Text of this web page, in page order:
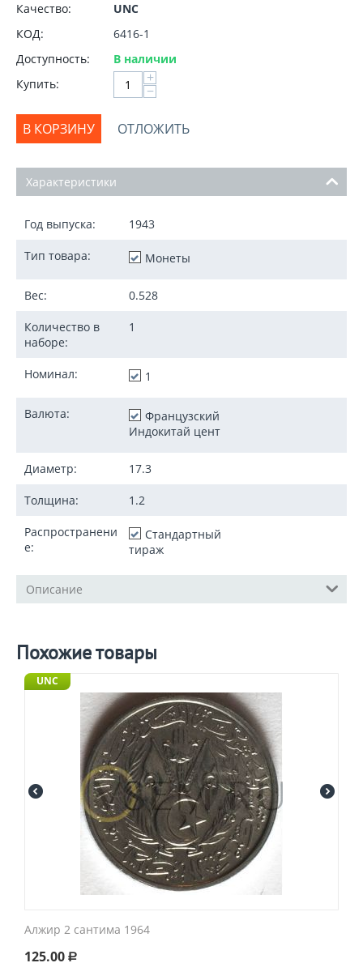
Качество:
UNC
КОД:
6416-1
Доступность:
В наличии
Купить:
+
−
В КОРЗИНУ ОТЛОЖИТЬ
Характеристики
Год выпуска: 1943
Тип товара: Монеты
Вес: 0.528
Количество в
наборе:
1
Номинал: 1
Валюта:
Французский
Индокитай цент
Диаметр: 17.3
Толщина: 1.2
Распространени
е:
Стандартный
тираж
Описание
Похожие товары
UNC
Алжир 2 сантима 1964
125.00 Р